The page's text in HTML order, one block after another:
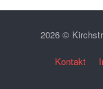
2026 ©
Kontakt